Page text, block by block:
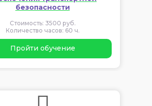
безопасности​​​​​​​
Стоимость: 3500 руб.
Количество часов: 60 ч.
Пройти обучение